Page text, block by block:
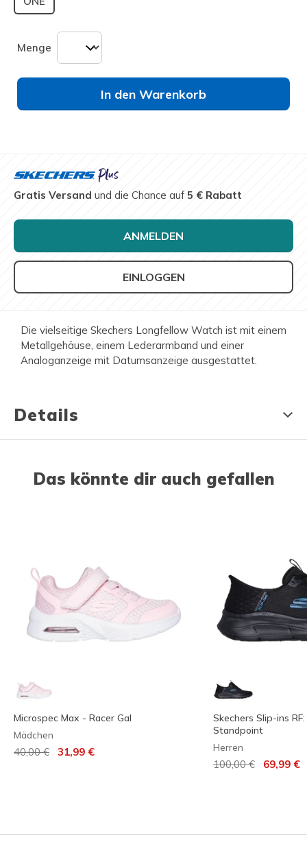
Menge
In den Warenkorb
Gratis Versand und die Chance auf5 € Rabatt
ANMELDEN
EINLOGGEN
Die vielseitige Skechers Longfellow Watch ist mit einem
Metallgehäuse, einem Lederarmband und einer
Analoganzeige mit Datumsanzeige ausgestattet.
Details
Das könnte dir auch gefallen
Microspec Max - Racer Gal
Mädchen
Reduziert von
40,00 € auf
31,99 €
Skechers Slip-ins
Standpoint
Herren
Reduziert von
100,00 €auf69,99 €